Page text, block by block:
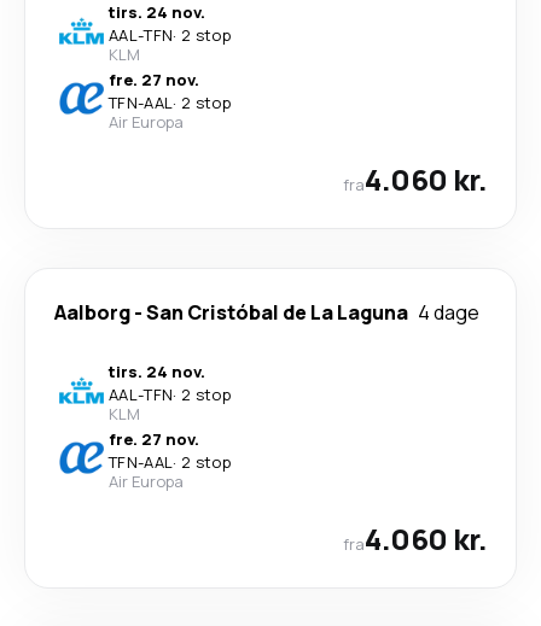
tirs. 24 nov.
AAL-TFN· 2 stop
KLM
fre. 27 nov.
TFN-AAL· 2 stop
Air Europa
fra4.060 kr.
Aalborg-San Cristóbal de La Laguna 4 dage
tirs. 24 nov.
AAL-TFN· 2 stop
KLM
fre. 27 nov.
TFN-AAL· 2 stop
Air Europa
fra4.060 kr.